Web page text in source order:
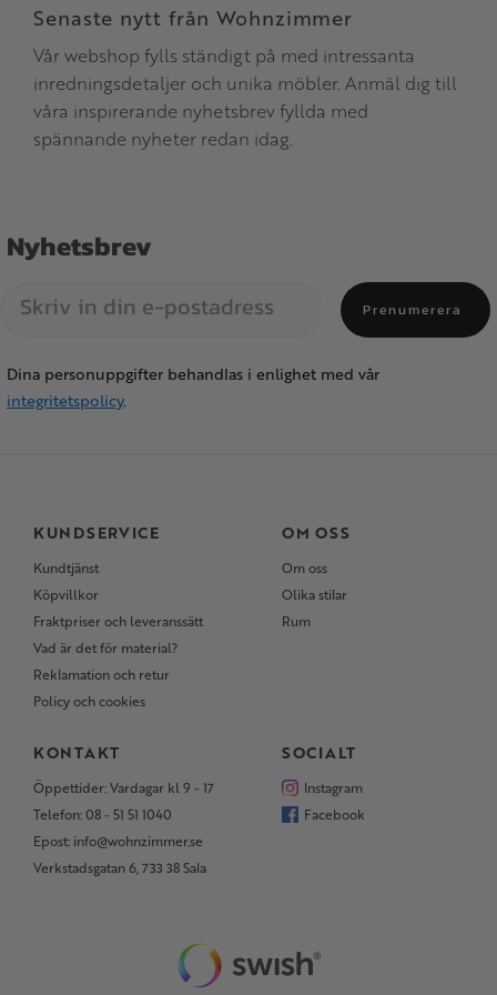
Senaste nytt från Wohnzimmer
Vår webshop fylls ständigt på med intressanta
inredningsdetaljer och unika möbler. Anmäl dig till
våra inspirerande nyhetsbrev fyllda med
spännande nyheter redan idag.
Nyhetsbrev
Prenumerera
Dina personuppgifter behandlas i enlighet med vår
integritetspolicy.
KUNDSERVICE
Kundtjänst
Köpvillkor
Fraktpriser och leveranssätt
Vad är det för material?
Reklamation och retur
Policy och cookies
OM OSS
Om oss
Olika stilar
Rum
KONTAKT
Öppettider: Vardagar kl 9 - 17
Telefon: 08 - 51 51 1040
Epost: info@wohnzimmer.se
Verkstadsgatan 6, 733 38 Sala
SOCIALT
Instagram
Facebook